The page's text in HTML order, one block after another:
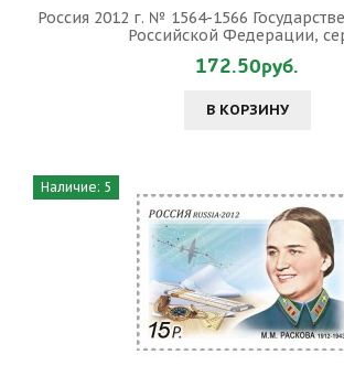
Россия 2012 г. № 1564-1566
Российской Федерации,
172.50руб.
В КОРЗИНУ
Наличие: 5